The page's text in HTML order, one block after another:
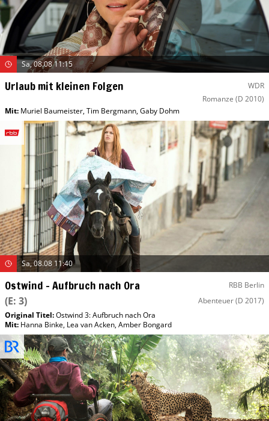
Sa, 08.08 11:15
Urlaub mit kleinen Folgen
WDR
Romanze (D 2010)
Mit: Muriel Baumeister,Tim Bergmann,Gaby Dohm
Sa, 08.08 11:40
Ostwind – Aufbruch nach Ora RBB Berlin
(E: 3) Abenteuer(D 2017)
Original Titel:Ostwind 3: Aufbruch nach Ora
Mit: Hanna Binke, Lea van Acken,Amber Bongard